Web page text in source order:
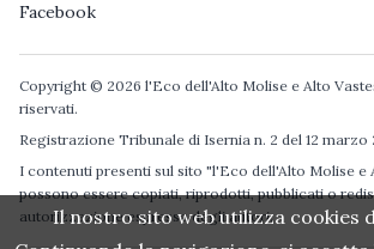
Facebook
Copyright © 2026 l'Eco dell'Alto Molise e Alto
riservati.
Registrazione Tribunale di Isernia n. 2 del 12 marzo
I contenuti presenti sul sito "l'Eco dell'Alto Molise e
possono essere copiati, riprodotti, pubblicati o
autorizzazione espressa degli autori.
Il nostro sito web utilizza cookies